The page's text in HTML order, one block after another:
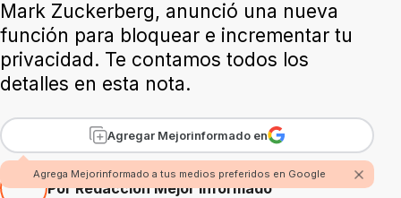
Mark Zuckerberg, anunció una nueva
función para bloquear e incrementar tu
privacidad. Te contamos todos los
detalles en esta nota.
Agregar Mejorinformado en
Agrega Mejorinformado a tus medios preferidos en Google
Por Redacción Mejor Informado